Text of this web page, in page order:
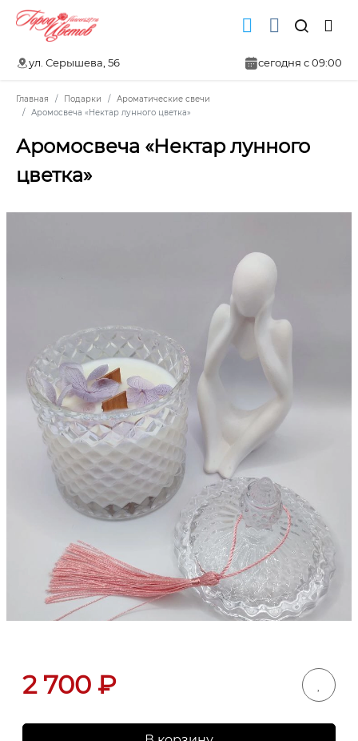
ул. Серышева, 56 сегодня с 09:00
Главная Подарки
Ароматические свечи
Аромосвеча «Нектар лунного цветка»
Аромосвеча «Нектар лунного
цветка»
2 700 ₽